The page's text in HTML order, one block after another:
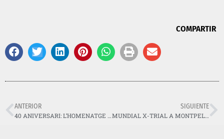
COMPARTIR
ANTERIOR
40 ANIVERSARI: L’HOMENATGE A LES LLEGENDES
SIGUIENTE
MUNDIAL X-TRIAL A MONTPELLIER: DOS DE DOS DE TONI BOU